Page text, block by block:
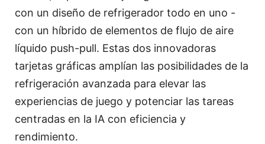
con un diseño de refrigerador todo en uno -
con un híbrido de elementos de flujo de aire
líquido push-pull. Estas dos innovadoras
tarjetas gráficas amplían las posibilidades de la
refrigeración avanzada para elevar las
experiencias de juego y potenciar las tareas
centradas en la IA con eficiencia y
rendimiento.